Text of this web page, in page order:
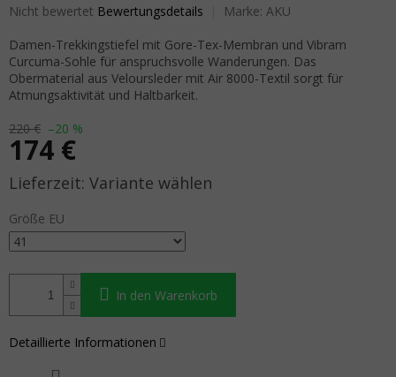
Die durchschnittliche Produktbewertung ist 0,0 von 5 Sternen.
Nicht bewertet Bewertungsdetails Marke: AKU
220 € –20 %
174 €
Verkaufspreis: Variante wählen
Größe EU
In den Warenkorb
Damen-Trekkingstiefel mit Gore-Tex-Membran und Vibram
Curcuma-Sohle für anspruchsvolle Wanderungen. Das
Obermaterial aus Veloursleder mit Air 8000-Textil sorgt für
Atmungsaktivität und Haltbarkeit.
Detaillierte Informationen